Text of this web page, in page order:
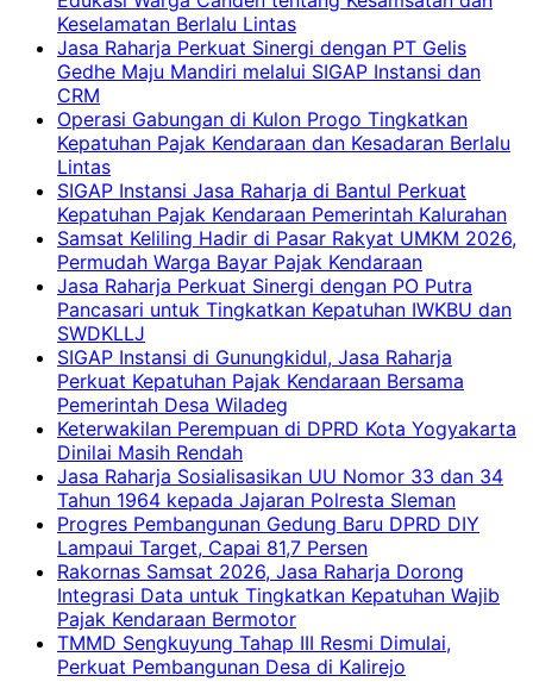
Keselamatan Berlalu Lintas
Jasa Raharja Perkuat Sinergi dengan PT Gelis
Gedhe Maju Mandiri melalui SIGAP Instansi dan
CRM
Operasi Gabungan di Kulon Progo Tingkatkan
Kepatuhan Pajak Kendaraan dan Kesadaran Berlalu
Lintas
SIGAP Instansi Jasa Raharja di Bantul Perkuat
Kepatuhan Pajak Kendaraan Pemerintah Kalurahan
Samsat Keliling Hadir di Pasar Rakyat UMKM 2026,
Permudah Warga Bayar Pajak Kendaraan
Jasa Raharja Perkuat Sinergi dengan PO Putra
Pancasari untuk Tingkatkan Kepatuhan IWKBU dan
SWDKLLJ
SIGAP Instansi di Gunungkidul, Jasa Raharja
Perkuat Kepatuhan Pajak Kendaraan Bersama
Pemerintah Desa Wiladeg
Keterwakilan Perempuan di DPRD Kota Yogyakarta
Dinilai Masih Rendah
Jasa Raharja Sosialisasikan UU Nomor 33 dan 34
Tahun 1964 kepada Jajaran Polresta Sleman
Progres Pembangunan Gedung Baru DPRD DIY
Lampaui Target, Capai 81,7 Persen
Rakornas Samsat 2026, Jasa Raharja Dorong
Integrasi Data untuk Tingkatkan Kepatuhan Wajib
Pajak Kendaraan Bermotor
TMMD Sengkuyung Tahap III Resmi Dimulai,
Perkuat Pembangunan Desa di Kalirejo